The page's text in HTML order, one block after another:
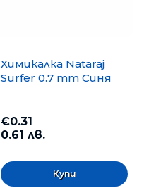
Химикалка Nataraj
Surfer 0.7 mm Синя
€0.31
0.61 лв.